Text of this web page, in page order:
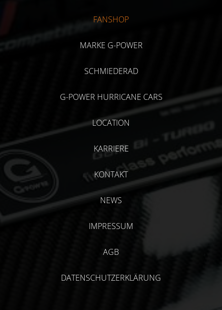
FANSHOP
MARKE G-POWER
SCHMIEDERAD
G-POWER HURRICANE CARS
LOCATION
KARRIERE
KONTAKT
NEWS
IMPRESSUM
AGB
DATENSCHUTZERKLÄRUNG